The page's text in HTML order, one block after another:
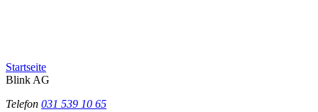
Startseite
Blink AG
Telefon 031 539 10 65